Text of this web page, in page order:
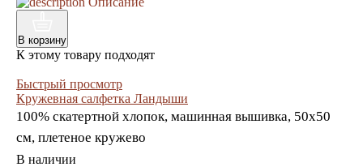
В корзину
К этому товару подходят
Быстрый просмотр
Кружевная салфетка Ландыши
100% скатертной хлопок, машинная вышивка, 50х50
см, плетеное кружево
В наличии